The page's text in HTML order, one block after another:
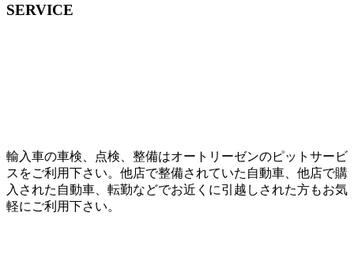
SERVICE
輸入車の車検、点検、整備はオートリーゼンのピットサービ
スをご利用下さい。他店で整備されていた自動車、他店で購
入された自動車、転勤などでお近くに引越しされた方もお気
軽にご利用下さい。